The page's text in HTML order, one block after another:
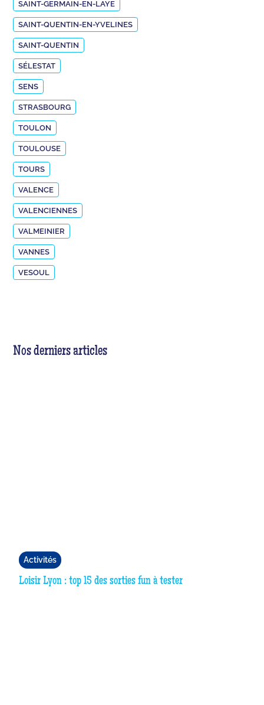
SAINT-GERMAIN-EN-LAYE
SAINT-QUENTIN-EN-YVELINES
SAINT-QUENTIN
SÉLESTAT
SENS
STRASBOURG
TOULON
TOULOUSE
TOURS
VALENCE
VALENCIENNES
VALMEINIER
VANNES
VESOUL
Nos derniers articles
Activités
Loisir Lyon : top 15 des sorties fun à tester